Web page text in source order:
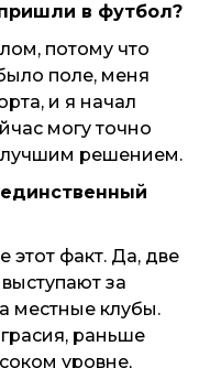
в футбол?
потому что
поле, меня
и я начал
могу точно
лучшим решением.
этот факт. Да, две
за
местные клубы.
раньше
уровне,